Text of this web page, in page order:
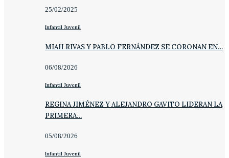
25/02/2025
Infantil Juvenil
MIAH RIVAS Y PABLO FERNÁNDEZ SE CORONAN EN…
06/08/2026
Infantil Juvenil
REGINA JIMÉNEZ Y ALEJANDRO GAVITO LIDERAN LA
PRIMERA…
05/08/2026
Infantil Juvenil